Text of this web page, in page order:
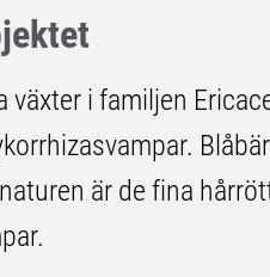
växter i familjen
är de fina